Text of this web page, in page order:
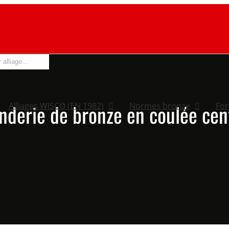
Alliages WISCO (EN 1982) Normes bronze
de bronze en coulée